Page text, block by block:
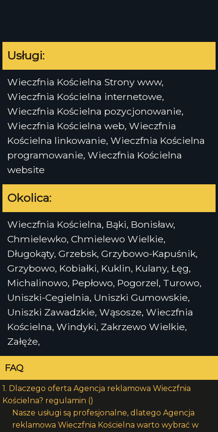
Usługi:
Wieczfnia Kościelna Strony www,
Wieczfnia Kościelna internetowe,
Wieczfnia Kościelna pozycjonowanie,
Wieczfnia Kościelna web, Wieczfnia
Kościelna linkowanie, Wieczfnia Kościelna
programowanie, Wieczfnia Kościelna
website
Okolica:
Wieczfnia Kościelna, Bąki, Bonisław,
Chmielewko, Chmielewo Wielkie,
Długokąty, Grzebsk, Grzybowo-Kapuśnik,
Grzybowo, Kobiałki, Kuklin, Kulany, Łęg,
Michalinowo, Pepłowo, Pogorzel, Turowo,
Uniszki-Cegielnia, Uniszki Gumowskie,
Uniszki Zawadzkie, Wąsosze, Wieczfnia
Kościelna, Windyki, Zakrzewo Wielkie,
Załęże,
FAQ
1. Dlaczego oferta Agencja reklamowa Wieczfnia
Kościelna? regulamin ()
Nasze usługi są profesjonalne, dlatego Agencja
reklamowa Wieczfnia Kościelna warto wybrać w